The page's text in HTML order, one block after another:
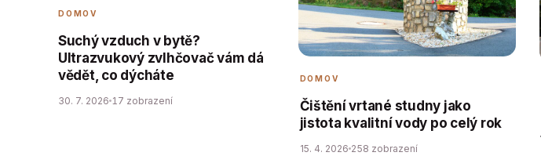
DOMOV
Suchý vzduch v bytě?
Ultrazvukový zvlhčovač vám dá
vědět, co dýcháte
30. 7. 2026 17 zobrazení
DOMOV
Čištění vrtané studny jako
jistota kvalitní vody po celý rok
15. 4. 2026 258 zobrazení